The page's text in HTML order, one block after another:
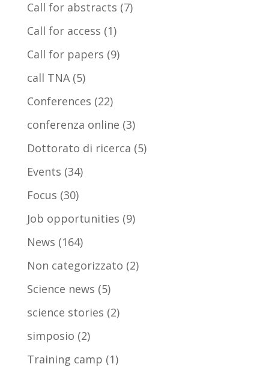
Call for abstracts (7)
Call for access (1)
Call for papers (9)
call TNA(5)
Conferences (22)
conferenza online (3)
Dottorato di ricerca (5)
Events (34)
Focus (30)
Job opportunities (9)
News (164)
Non categorizzato (2)
Science news (5)
science stories (2)
simposio (2)
Training camp (1)